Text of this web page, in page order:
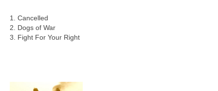
1. Cancelled
2. Dogs of War
3. Fight For Your Right